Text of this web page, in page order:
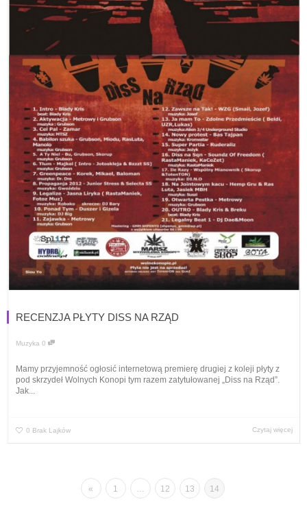
RECENZJA PŁYTY DISS NA RZĄD
Muzyka 0
Mamy przyjemność ogłosić internetową premierę drugiej z koleji płyty z
pod skrzydeł Wolnych Konopi tym razem zatytułowanej „Diss na Rząd”.
Jak...
0 Brak Lajków Czytaj więcej
« 1 … 12 13 14